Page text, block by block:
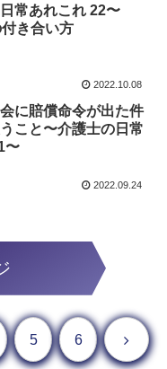
常あれこれ 22〜
き合い方
2022.10.08
に賠償命令が出た件
こと〜介護士の日常
〜
2022.09.24
5 6 次へ